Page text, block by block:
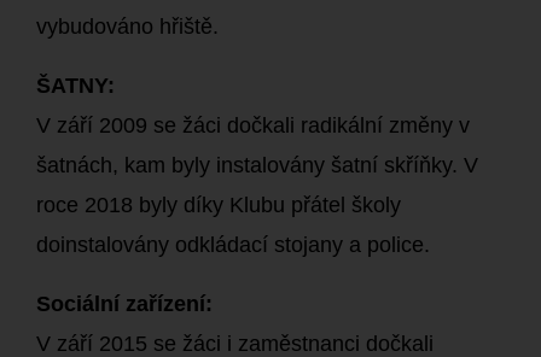
vybudováno hřiště.
ŠATNY:
V září 2009 se žáci dočkali radikální změny v
šatnách, kam byly instalovány šatní skříňky. V
roce 2018 byly díky Klubu přátel školy
doinstalovány odkládací stojany a police.
Sociální zařízení:
V září 2015 se žáci i zaměstnanci dočkali